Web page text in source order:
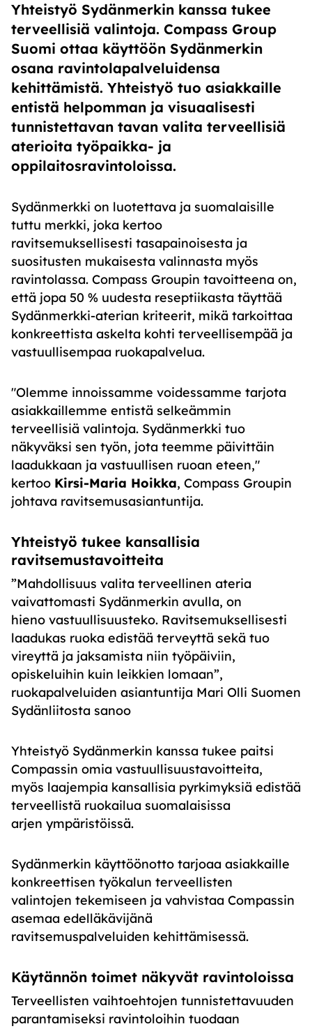
Yhteistyö Sydänmerkin kanssa tukee
terveellisiä valintoja. Compass Group
Suomi ottaa käyttöön Sydänmerkin
osana ravintolapalveluidensa
kehittämistä. Yhteistyö tuo asiakkaille
entistä helpomman ja visuaalisesti
tunnistettavan tavan valita terveellisiä
aterioita työpaikka- ja
oppilaitosravintoloissa.
Sydänmerkki on luotettava ja suomalaisille
tuttu merkki, joka kertoo
ravitsemuksellisesti tasapainoisesta ja
suositusten mukaisesta valinnasta myös
ravintolassa. Compass Groupin tavoitteena on,
että jopa 50 % uudesta reseptiikasta täyttää
Sydänmerkki-aterian kriteerit, mikä tarkoittaa
konkreettista askelta kohti terveellisempää ja
vastuullisempaa ruokapalvelua.
"Olemme innoissamme voidessamme tarjota
asiakkaillemme entistä selkeämmin
terveellisiä valintoja. Sydänmerkki tuo
näkyväksi sen työn, jota teemme päivittäin
laadukkaan ja vastuullisen ruoan eteen,"
kertoo Kirsi-Maria Hoikka, Compass Groupin
johtava ravitsemusasiantuntija.
Yhteistyö tukee kansallisia
ravitsemustavoitteita
”Mahdollisuus valita terveellinen ateria
vaivattomasti Sydänmerkin avulla, on
hieno vastuullisuusteko. Ravitsemuksellisesti
laadukas ruoka edistää terveyttä sekä tuo
vireyttä ja jaksamista niin työpäiviin,
opiskeluihin kuin leikkien lomaan”,
ruokapalveluiden asiantuntija Mari Olli Suomen
Sydänliitosta sanoo
Yhteistyö Sydänmerkin kanssa tukee paitsi
Compassin omia vastuullisuustavoitteita,
myös laajempia kansallisia pyrkimyksiä edistää
terveellistä ruokailua suomalaisissa
arjen ympäristöissä.
Sydänmerkin käyttöönotto tarjoaa asiakkaille
konkreettisen työkalun terveellisten
valintojen tekemiseen ja vahvistaa Compassin
asemaa edelläkävijänä
ravitsemuspalveluiden kehittämisessä.
Käytännön toimet näkyvät ravintoloissa
Terveellisten vaihtoehtojen tunnistettavuuden
parantamiseksi ravintoloihin tuodaan